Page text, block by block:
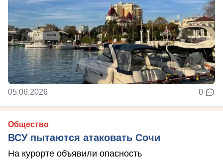
05.06.2026 0
Общество
ВСУ пытаются атаковать Сочи
На курорте объявили опасность